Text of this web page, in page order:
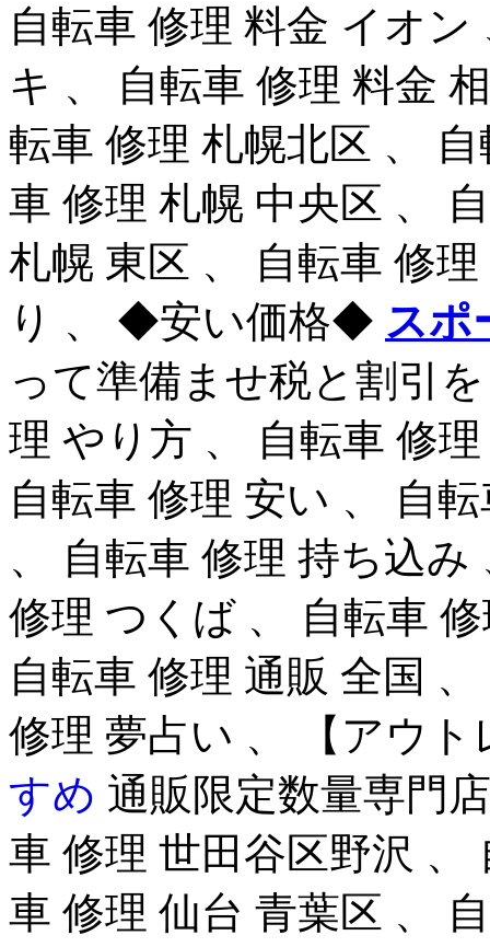
自転車 修理 料金 イオ
キ 、 自転車 修理 料金
転車 修理 札幌北区 、
車 修理 札幌 中央区 、
札幌 東区 、 自転車 修
り 、 ◆安い価格◆ スポ
って準備ませ税と割引
理 やり方 、 自転車 修
自転車 修理 安い 、 自
、 自転車 修理 持ち込
修理 つくば 、 自転車
自転車 修理 通販 全国
修理 夢占い 、 【アウ
すめ 通販限定数量専門
車 修理 世田谷区野沢 、
車 修理 仙台 青葉区 、